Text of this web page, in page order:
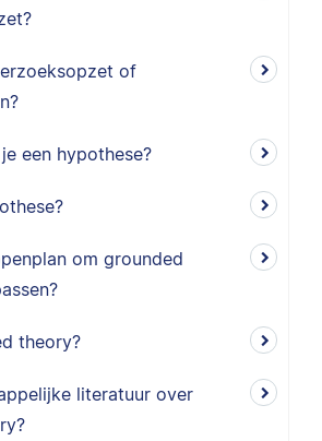
of
een hypothese?
om grounded
theory?
literatuur over